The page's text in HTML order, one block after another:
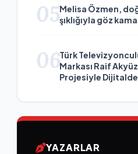
05Melisa Özmen,
şıklığıyla göz
06Türk
Markası Raif
Projesiyle Dijitalde
YAZARLAR